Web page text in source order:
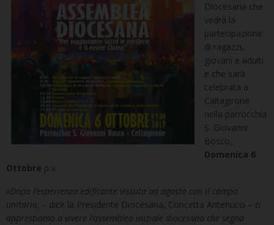
Diocesana che
vedrà la
partecipazione
di ragazzi,
giovani e adulti
e che sarà
celebrata a
Caltagirone
nella parrocchia
S. Giovanni
Bosco,
Domenica 6
Ottobre p.v.
«Dopo l’esperienza edificante vissuta ad agosto con il campo
unitario, – dice la Presidente Diocesana, Concetta Antenucci – ci
apprestiamo a vivere l’assemblea iniziale diocesana che segna